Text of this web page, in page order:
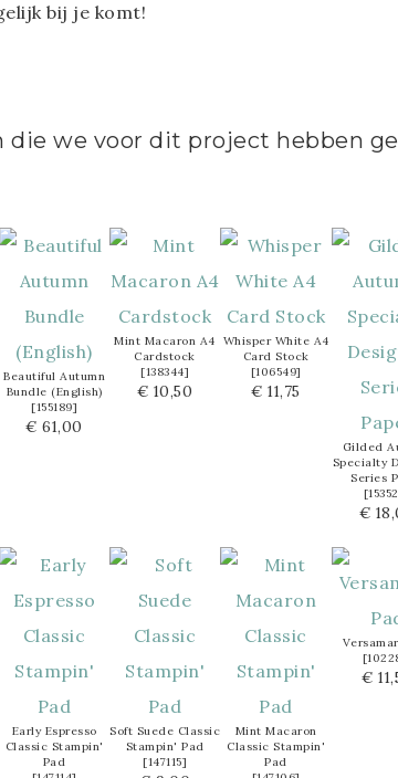
bij je komt!
die we voor dit project hebben
Beautiful Autumn
Bundle (English)
[155189]
€ 61,00
Mint Macaron A4
Cardstock
[138344]
€ 10,50
Whisper White A4
Card Stock
[106549]
€ 11,75
Gilded
Specialty
Series
[
€
Early Espresso
Classic Stampin'
Pad
Soft Suede Classic
Stampin' Pad
[147115]
Mint Macaron
Classic Stampin'
Pad
[
€